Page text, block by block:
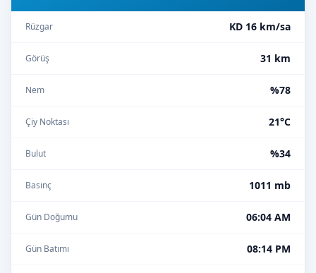
Rüzgar KD 16 km/sa
Görüş 31 km
Nem %78
Çiy Noktası 21°C
Bulut %34
Basınç 1011 mb
Gün Doğumu 06:04 AM
Gün Batımı 08:14 PM